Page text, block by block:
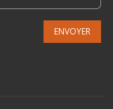
ENVOYER